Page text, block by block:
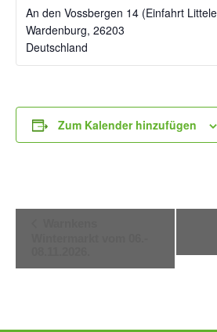
An den Vossbergen 14 (Einfahrt
Wardenburg, 26203
Deutschland
Zum Kalender hinzufügen